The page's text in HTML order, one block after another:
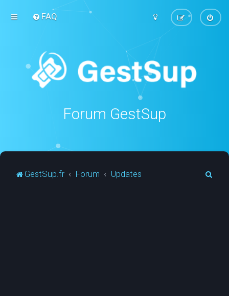
FAQ
Forum GestSup
GestSup.fr Forum Updates